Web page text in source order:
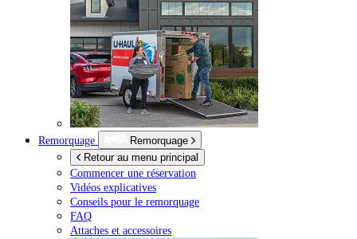
Remorquage
Remorquage
Retour au menu principal
Commencer une réservation
Vidéos explicatives
Conseils pour le remorquage
FAQ
Attaches et accessoires